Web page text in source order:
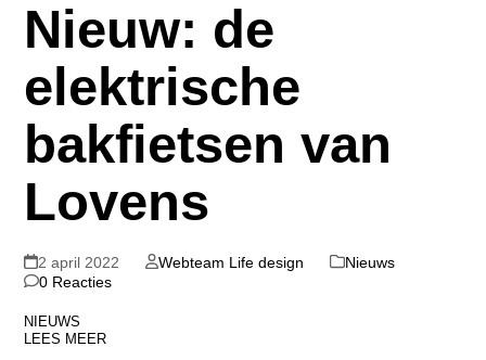
Nieuw: de
elektrische
bakfietsen van
Lovens
2 april 2022 Webteam Life design
Nieuws
0 Reacties
NIEUWS
LEES MEER